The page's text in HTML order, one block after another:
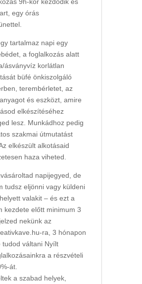
egy órás
tartalmaz napi egy
a foglalkozás alatt
ásványvíz korlátlan
büfé önkiszolgáló
terembérletet, az
és eszközt, amire
elkészítéséhez
lesz. Munkádhoz pedig
szakmai útmutatást
elkészült alkotásaid
haza viheted.
napijegyed, de
tudsz eljönni vagy küldeni
valakit – és ezt a
kezdete előtt minimum 3
nekünk az
ra, 3 hónapon
tudod váltani Nyílt
a részvételi
át.
a szabad helyek,